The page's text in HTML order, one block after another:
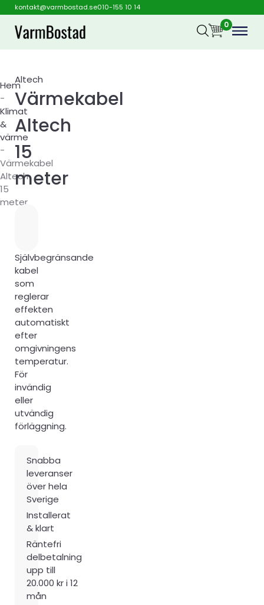
kontakt@varmbostad.se010-155 10 14
0
Hem
-
Klimat
&
värme
-
Värmekabel
Altech
15
meter
Altech
Värmekabel
Altech
15
meter
Självbegränsande
kabel
som
reglerar
effekten
automatiskt
efter
omgivningens
temperatur.
För
invändig
eller
utvändig
förläggning.
Snabba
leveranser
över hela
Sverige
Installerat
& klart
Räntefri
delbetalning
upp till
20.000 kr i 12
mån